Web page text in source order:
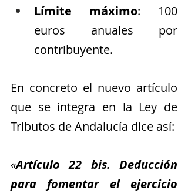
Límite máximo: 100
euros anuales por
contribuyente.
En concreto el nuevo artículo
que se integra en la Ley de
Tributos de Andalucía dice así:
«Artículo 22 bis. Deducción
para fomentar el ejercicio